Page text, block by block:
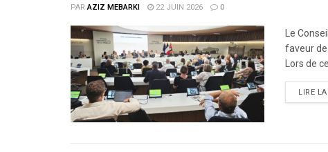
PAR AZIZ MEBARKI 22 JUIN 2026 0
Le
faveur
Lors de
LIRE